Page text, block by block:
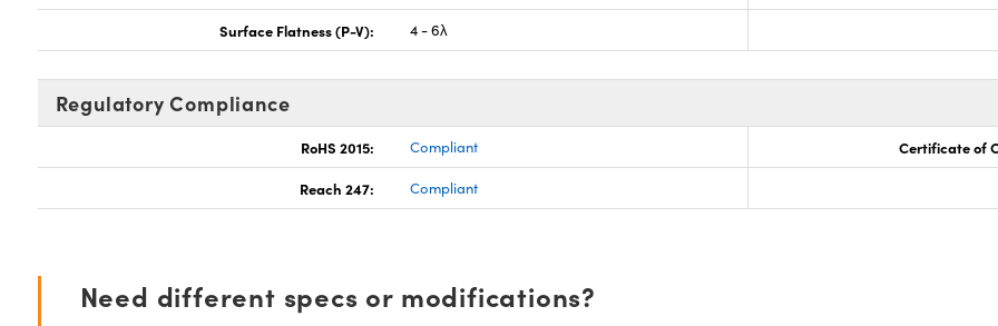
Surface Flatness (P-V): 4 - 6λ
Regulatory Compliance
RoHS 2015: Compliant Certificate of
Reach 247: Compliant
Need different specs or modifications?